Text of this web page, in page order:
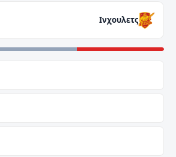
Ινχουλετς